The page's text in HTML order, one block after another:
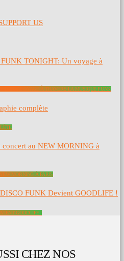
UN VOYAGE À TRAVERS LA MUSIQUE FUNK
MORNING À PARIS
GOODLIFE !
CHEZ NOS